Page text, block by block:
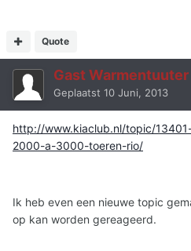
Quote
Gast Warmentuuter
Geplaatst 10 Juni, 2013
http://www.kiaclub.nl/topic/
2000-a-3000-toeren-rio/
Ik heb even een nieuwe topic
op kan worden gereageerd.